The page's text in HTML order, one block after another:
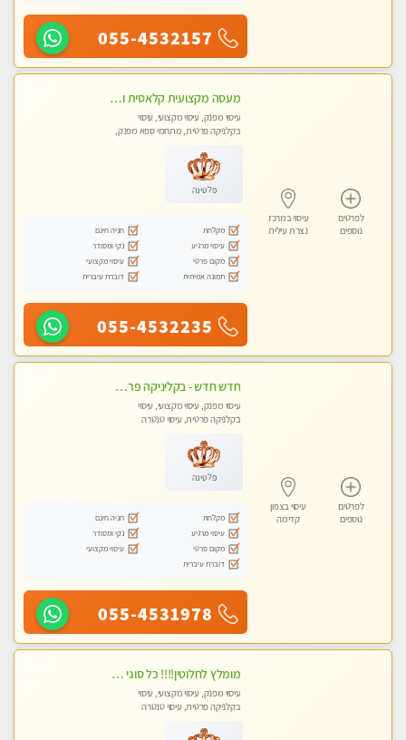
055-4532157
לפרטים
נוספים
עיסוי במרכז
נצרת עילית
מעסה מקצועית קלאסית ומפנקת בחיפה
עיסוי מפנק, עיסוי מקצועי, עיסוי
בקלניקה פרטית, מתחמי ספא מפנק,
פלטינה
מקלחת
חניה חינם
עיסוי מרגיע
נקי ומסודר
מקום פרטי
עיסוי מקצועי
תמונה אמיתית
דוברת עיברית
055-4532235
לפרטים
נוספים
עיסוי בצפון
קדימה
חדש חדש - בקליניקה פרטית בהרצליה עיסוי לחידוש אנרגיות עיסוי חלומי מומלץ מאוד !
עיסוי מפנק, עיסוי מקצועי, עיסוי
בקלניקה פרטית, עיסוי טנטרה
פלטינה
מקלחת
חניה חינם
עיסוי מרגיע
נקי ומסודר
מקום פרטי
עיסוי מקצועי
דוברת עיברית
055-4531978
מומלץ לחלוטין!!!! כל סוגי העיסויים מעסה מקצועית ואיכותית פרטי!!!
עיסוי מפנק, עיסוי מקצועי, עיסוי
בקלניקה פרטית, עיסוי טנטרה